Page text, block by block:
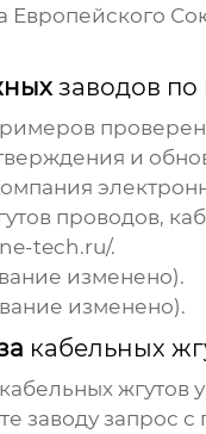
Европейского
заводов по
и
проводов,
tech.ru/.
изменено).
изменено).
кабельных
кабельных жгутов
заводузапрос с